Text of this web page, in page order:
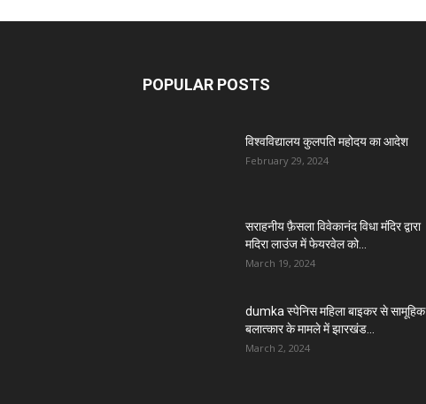
POPULAR POSTS
विश्वविद्यालय कुलपति महोदय का आदेश
February 29, 2024
सराहनीय फ़ैसला विवेकानंद विधा मंदिर द्वारा
मदिरा लाउंज में फेयरवेल को...
March 19, 2024
dumka स्पेनिस महिला बाइकर से सामूहिक
बलात्कार के मामले में झारखंड...
March 2, 2024